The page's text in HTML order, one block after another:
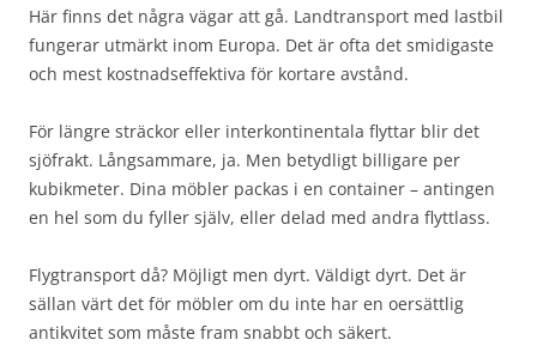
Här finns det några vägar att gå. Landtransport med lastbil
fungerar utmärkt inom Europa. Det är ofta det smidigaste
och mest kostnadseffektiva för kortare avstånd.
För längre sträckor eller interkontinentala flyttar blir det
sjöfrakt. Långsammare, ja. Men betydligt billigare per
kubikmeter. Dina möbler packas i en container – antingen
en hel som du fyller själv, eller delad med andra flyttlass.
Flygtransport då? Möjligt men dyrt. Väldigt dyrt. Det är
sällan värt det för möbler om du inte har en oersättlig
antikvitet som måste fram snabbt och säkert.